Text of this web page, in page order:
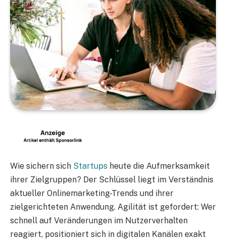
Wie sichern sich Startups heute die Aufmerksamkeit
ihrer Zielgruppen? Der Schlüssel liegt im Verständnis
aktueller Onlinemarketing-Trends und ihrer
zielgerichteten Anwendung. Agilität ist gefordert: Wer
schnell auf Veränderungen im Nutzerverhalten
reagiert, positioniert sich in digitalen Kanälen exakt